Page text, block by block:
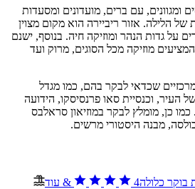
ומגוונים, עם ברים, מועדונים ומסעדות
הלילה. אזור ריביירה הוא מקום מצוין
על גדות הנהר ומוזיקה חיה. בנוסף, ישנם
מוזיקה מכל הסוגים, מרוק ועד
שכדאי לבקר בהם, כמו מגדל
העיר, וכנסיית סאו פרנסיסקו, הידועה
כן, מומלץ לבקר במוזיאון סראלבס
מבנה היסטורי מרשים.
בוקר כלולה4
& עוד